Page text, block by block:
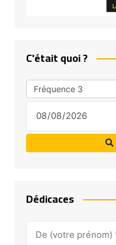
C'était quoi ?
Dédicaces